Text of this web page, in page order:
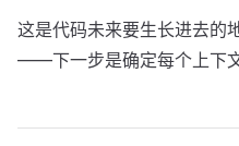
这是代码未来要生长进去的
——下一步是确定每个上下文